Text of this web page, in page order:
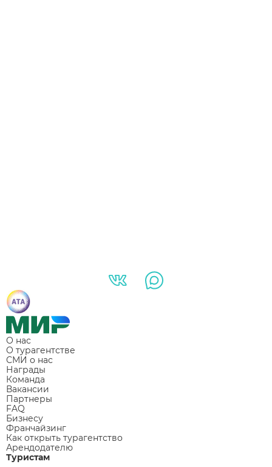
О нас
О турагентстве
СМИ о нас
Награды
Команда
Вакансии
Партнеры
FAQ
Бизнесу
Франчайзинг
Как открыть турагентство
Арендодателю
Туристам